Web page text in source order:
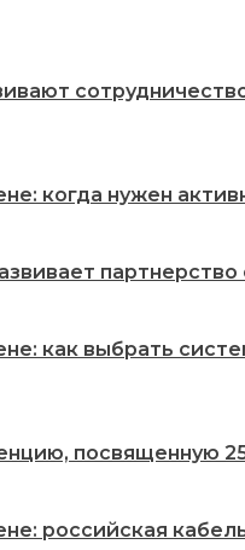
когда нужен
как выбрать
посвященную
российская